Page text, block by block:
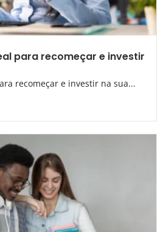
para recomeçar e investir
recomeçar e investir na sua...